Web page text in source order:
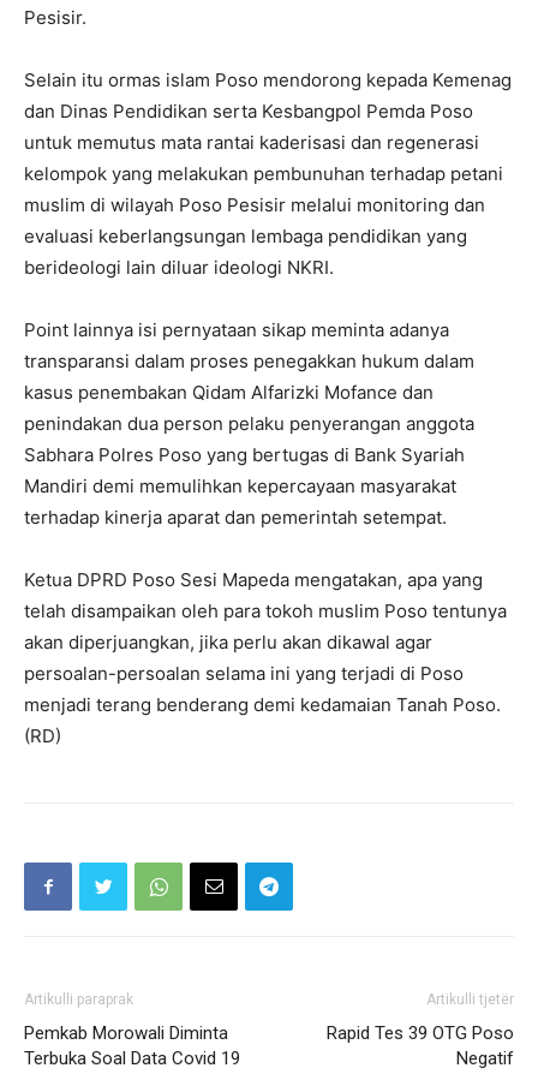
Pesisir.
Selain itu ormas islam Poso mendorong kepada Kemenag
dan Dinas Pendidikan serta Kesbangpol Pemda Poso
untuk memutus mata rantai kaderisasi dan regenerasi
kelompok yang melakukan pembunuhan terhadap petani
muslim di wilayah Poso Pesisir melalui monitoring dan
evaluasi keberlangsungan lembaga pendidikan yang
berideologi lain diluar ideologi NKRI.
Point lainnya isi pernyataan sikap meminta adanya
transparansi dalam proses penegakkan hukum dalam
kasus penembakan Qidam Alfarizki Mofance dan
penindakan dua person pelaku penyerangan anggota
Sabhara Polres Poso yang bertugas di Bank Syariah
Mandiri demi memulihkan kepercayaan masyarakat
terhadap kinerja aparat dan pemerintah setempat.
Ketua DPRD Poso Sesi Mapeda mengatakan, apa yang
telah disampaikan oleh para tokoh muslim Poso tentunya
akan diperjuangkan, jika perlu akan dikawal agar
persoalan-persoalan selama ini yang terjadi di Poso
menjadi terang benderang demi kedamaian Tanah Poso.
(RD)
Artikulli paraprak
Pemkab Morowali Diminta
Terbuka Soal Data Covid 19
Artikulli tjetër
Rapid Tes 39 OTG Poso
Negatif